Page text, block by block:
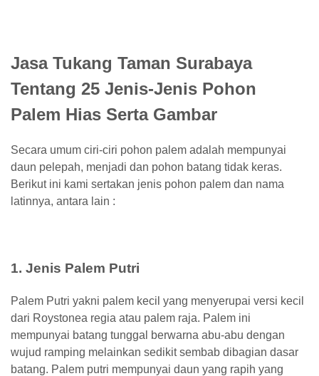
Jasa Tukang Taman Surabaya
Tentang 25 Jenis-Jenis Pohon
Palem Hias Serta Gambar
Secara umum ciri-ciri pohon palem adalah mempunyai
daun pelepah, menjadi dan pohon batang tidak keras.
Berikut ini kami sertakan jenis pohon palem dan nama
latinnya, antara lain :
1. Jenis Palem Putri
Palem Putri yakni palem kecil yang menyerupai versi kecil
dari Roystonea regia atau palem raja. Palem ini
mempunyai batang tunggal berwarna abu-abu dengan
wujud ramping melainkan sedikit sembab dibagian dasar
batang. Palem putri mempunyai daun yang rapih yang